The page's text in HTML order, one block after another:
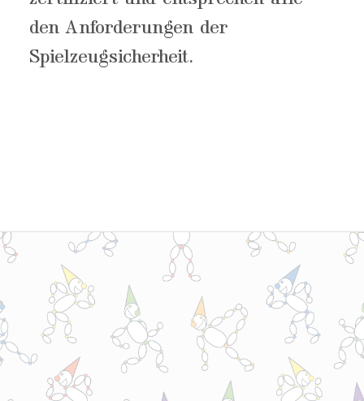
den Anforderungen der
Spielzeugsicherheit.